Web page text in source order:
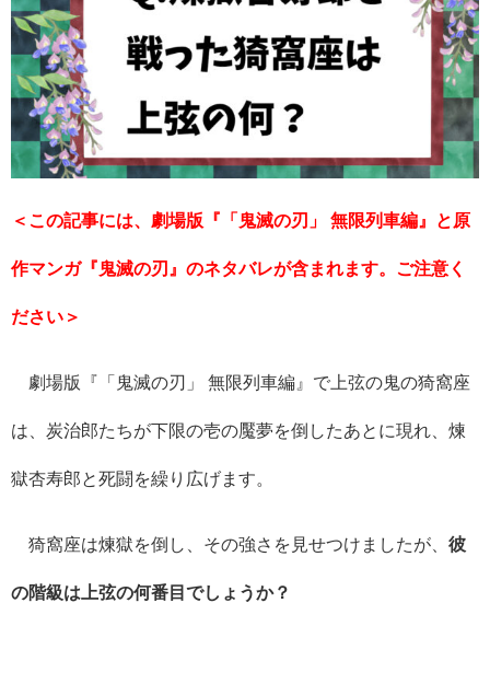
＜この記事には、劇場版『「鬼滅の刃」 無限列車編』と原
作マンガ『鬼滅の刃』のネタバレが含まれます。ご注意く
ださい＞
劇場版『「鬼滅の刃」 無限列車編』で上弦の鬼の猗窩座
は、炭治郎たちが下限の壱の魘夢を倒したあとに現れ、煉
獄杏寿郎と死闘を繰り広げます。
猗窩座は煉獄を倒し、その強さを見せつけましたが、 彼
の階級は上弦の何番目でしょうか？